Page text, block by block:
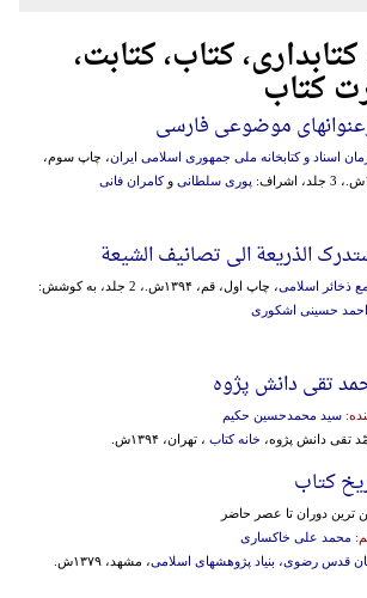
کتاب، کتابت،
کتاب
موضوعی فارسی
اسناد و کتابخانه ملی جمهوری اسلامی ایران، چاپ سوم،
پوری سلطانی وکامران فانی
الذریعة الی تصانیف الشیعة
ذخائر اسلامی، چاپ اول، قم، ۱۳۹۴ش.، 2 جلد، به کوشش:
حسینی اشکوری
تقی دانش پژوه
سید محمدحسین حکیم
تقی دانش پژوه، خانه کتاب ، تهران، ۱۳۹۴ش.
کتاب
ترین دوران تا عصر حاضر
محمد علی خاکساری
قدس رضوی، بنیاد پژوهشهای اسلامی، مشهد، ۱۳۷۹ش.